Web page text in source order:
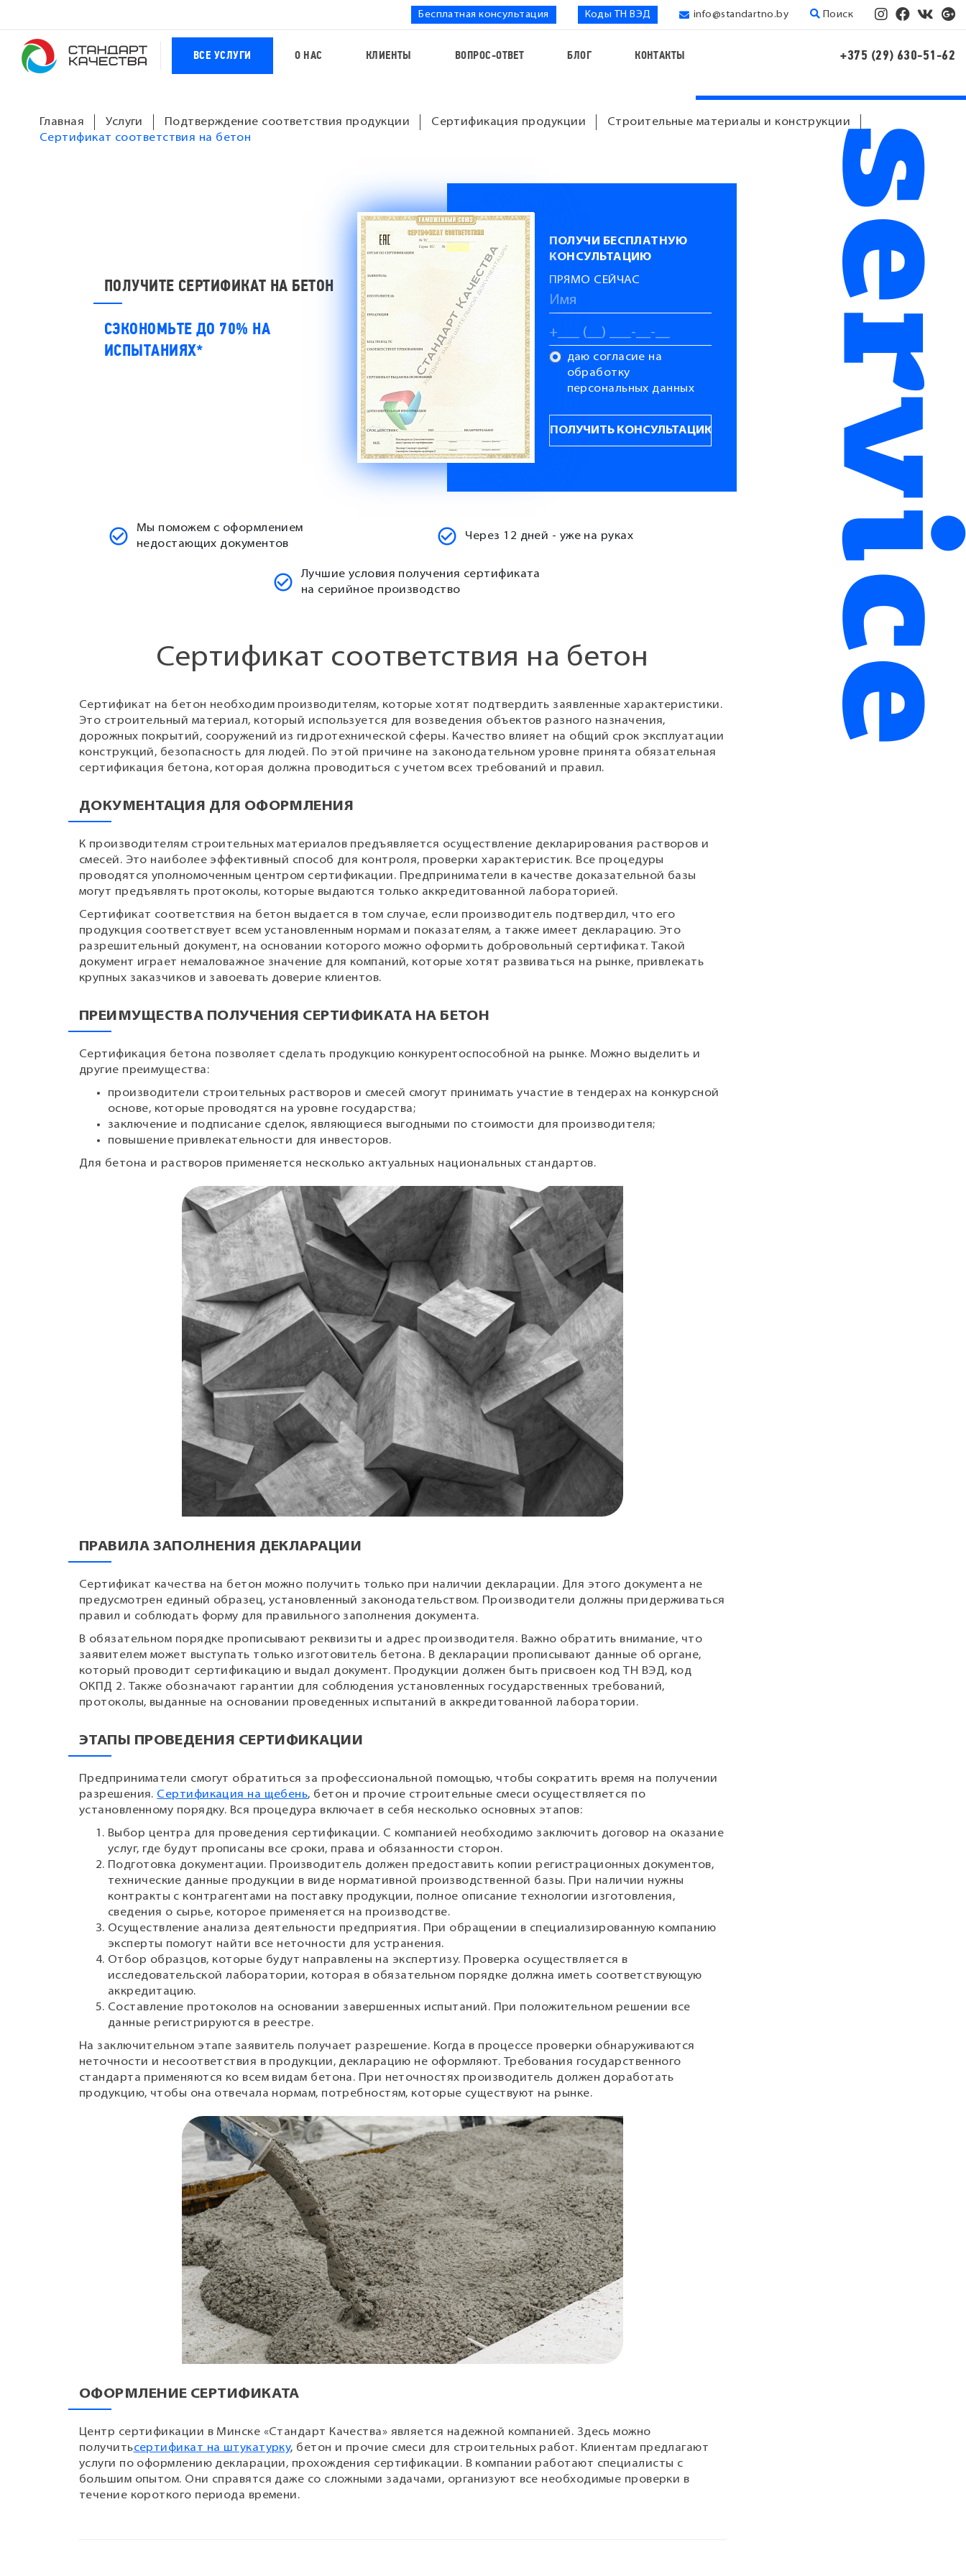
Бесплатная консультация Коды ТН ВЭД info@standartno.by Поиск
ВСЕ УСЛУГИ О НАС КЛИЕНТЫ ВОПРОС-ОТВЕТ БЛОГ КОНТАКТЫ +375 (29) 630-51-62
Главная Услуги Подтверждение соответствия продукции Сертификация продукции
Строительные материалы и конструкции
Сертификат соответствия на бетон
ПОЛУЧИТЕ СЕРТИФИКАТ НА БЕТОН
СЭКОНОМЬТЕ ДО 70% НА
ИСПЫТАНИЯХ*
ПОЛУЧИ БЕСПЛАТНУЮ
КОНСУЛЬТАЦИЮ
ПРЯМО СЕЙЧАС
даю согласие на
обработку
персональных данных
Мы поможем с оформлением
недостающих документов
Через 12 дней - уже на руках
Лучшие условия получения сертификата
на серийное производство
Сертификат соответствия на бетон
Сертификат на бетон необходим производителям, которые хотят подтвердить заявленные характеристики.
Это строительный материал, который используется для возведения объектов разного назначения,
дорожных покрытий, сооружений из гидротехнической сферы. Качество влияет на общий срок эксплуатации
конструкций, безопасность для людей. По этой причине на законодательном уровне принята обязательная
сертификация бетона, которая должна проводиться с учетом всех требований и правил.
ДОКУМЕНТАЦИЯ ДЛЯ ОФОРМЛЕНИЯ
К производителям строительных материалов предъявляется осуществление декларирования растворов и
смесей. Это наиболее эффективный способ для контроля, проверки характеристик. Все процедуры
проводятся уполномоченным центром сертификации. Предприниматели в качестве доказательной базы
могут предъявлять протоколы, которые выдаются только аккредитованной лабораторией.
Сертификат соответствия на бетон выдается в том случае, если производитель подтвердил, что его
продукция соответствует всем установленным нормам и показателям, а также имеет декларацию. Это
разрешительный документ, на основании которого можно оформить добровольный сертификат. Такой
документ играет немаловажное значение для компаний, которые хотят развиваться на рынке, привлекать
крупных заказчиков и завоевать доверие клиентов.
ПРЕИМУЩЕСТВА ПОЛУЧЕНИЯ СЕРТИФИКАТА НА БЕТОН
Сертификация бетона позволяет сделать продукцию конкурентоспособной на рынке. Можно выделить и
другие преимущества:
производители строительных растворов и смесей смогут принимать участие в тендерах на конкурсной
основе, которые проводятся на уровне государства;
заключение и подписание сделок, являющиеся выгодными по стоимости для производителя;
повышение привлекательности для инвесторов.
Для бетона и растворов применяется несколько актуальных национальных стандартов.
ПРАВИЛА ЗАПОЛНЕНИЯ ДЕКЛАРАЦИИ
Сертификат качества на бетон можно получить только при наличии декларации. Для этого документа не
предусмотрен единый образец, установленный законодательством. Производители должны придерживаться
правил и соблюдать форму для правильного заполнения документа.
В обязательном порядке прописывают реквизиты и адрес производителя. Важно обратить внимание, что
заявителем может выступать только изготовитель бетона. В декларации прописывают данные об органе,
который проводит сертификацию и выдал документ. Продукции должен быть присвоен код ТН ВЭД, код
ОКПД 2. Также обозначают гарантии для соблюдения установленных государственных требований,
протоколы, выданные на основании проведенных испытаний в аккредитованной лаборатории.
ЭТАПЫ ПРОВЕДЕНИЯ СЕРТИФИКАЦИИ
Предприниматели смогут обратиться за профессиональной помощью, чтобы сократить время на получении
разрешения. Сертификация на щебень, бетон и прочие строительные смеси осуществляется по
установленному порядку. Вся процедура включает в себя несколько основных этапов:
Выбор центра для проведения сертификации. С компанией необходимо заключить договор на оказание
услуг, где будут прописаны все сроки, права и обязанности сторон.
Подготовка документации. Производитель должен предоставить копии регистрационных документов,
технические данные продукции в виде нормативной производственной базы. При наличии нужны
контракты с контрагентами на поставку продукции, полное описание технологии изготовления,
сведения о сырье, которое применяется на производстве.
Осуществление анализа деятельности предприятия. При обращении в специализированную компанию
эксперты помогут найти все неточности для устранения.
Отбор образцов, которые будут направлены на экспертизу. Проверка осуществляется в
исследовательской лаборатории, которая в обязательном порядке должна иметь соответствующую
аккредитацию.
Составление протоколов на основании завершенных испытаний. При положительном решении все
данные регистрируются в реестре.
На заключительном этапе заявитель получает разрешение. Когда в процессе проверки обнаруживаются
неточности и несоответствия в продукции, декларацию не оформляют. Требования государственного
стандарта применяются ко всем видам бетона. При неточностях производитель должен доработать
продукцию, чтобы она отвечала нормам, потребностям, которые существуют на рынке.
ОФОРМЛЕНИЕ СЕРТИФИКАТА
Центр сертификации в Минске «Стандарт Качества» является надежной компанией. Здесь можно
получитьсертификат на штукатурку, бетон и прочие смеси для строительных работ. Клиентам предлагают
услуги по оформлению декларации, прохождения сертификации. В компании работают специалисты с
большим опытом. Они справятся даже со сложными задачами, организуют все необходимые проверки в
течение короткого периода времени.